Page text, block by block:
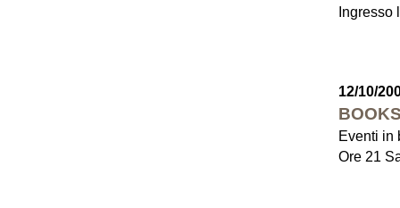
Ingresso
12/10/
Eventi in
Ore 21